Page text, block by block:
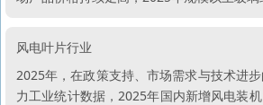
风电叶片行业
2025年，在政策支持、市场需求与技术进
力工业统计数据，2025年国内新增风电装